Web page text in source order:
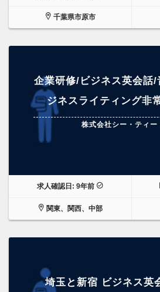
千葉県市原市
企業研修/ビジネス英会話
ジネスライティング非
株式会社シー・ティー
求人確認日: 9年前
関東、関西、中部
埼玉と新宿 ビジネス英